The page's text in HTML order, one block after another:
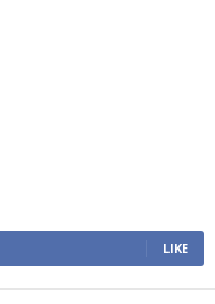
LIKE